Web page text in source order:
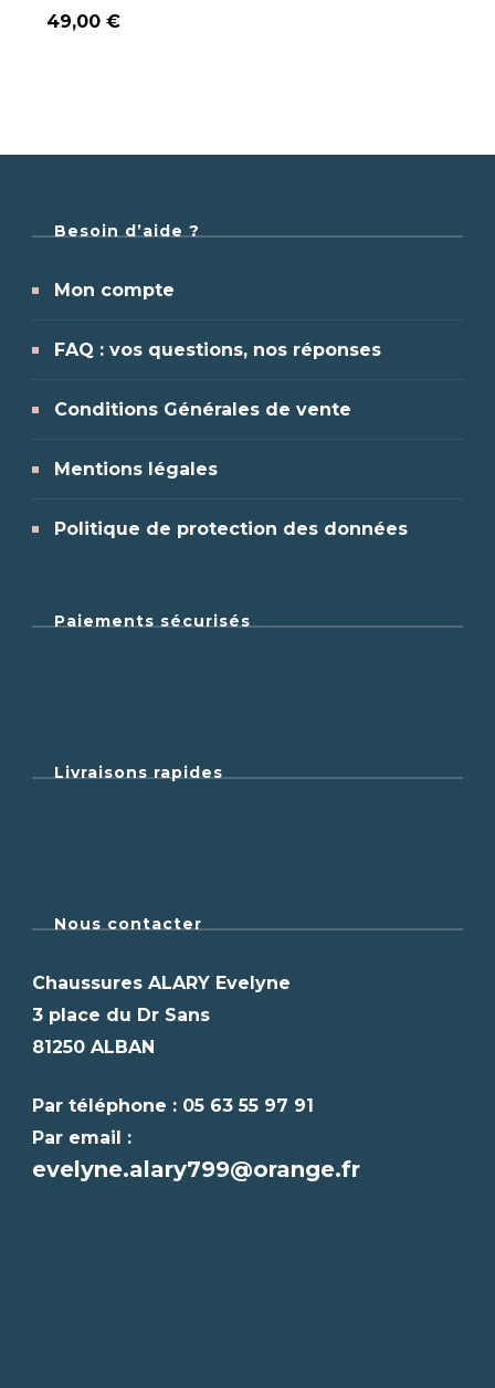
49,00€
Besoin d’aide ?
Mon compte
FAQ : vos questions, nos réponses
Conditions Générales de vente
Mentions légales
Politique de protection des données
Paiements sécurisés
Livraisons rapides
Nous contacter
Chaussures ALARY Evelyne
3 place du Dr Sans
81250 ALBAN
Par téléphone : 05 63 55 97 91
Par email :
evelyne.alary799@orange.fr